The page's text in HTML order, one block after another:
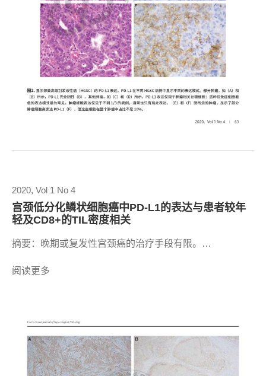
2020, Vol 1 No 4
宫颈低分化鳞状细胞癌中PD-L1的表达与患者较年
轻及CD8+的TIL密度相关
摘要：晚期或复发性宫颈癌的治疗手段有限。…
阅读更多